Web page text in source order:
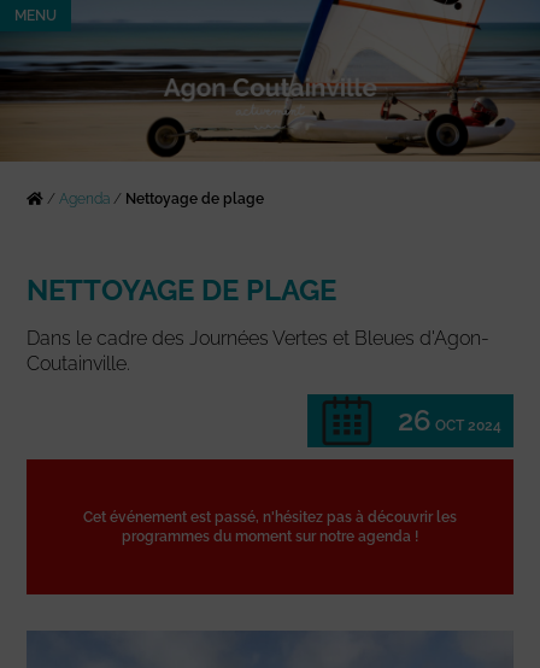
MENU
/Agenda / Nettoyage de plage
NETTOYAGE DE PLAGE
Dans le cadre des Journées Vertes et Bleues d'Agon-
Coutainville.
26 OCT 2024
Cet événement est passé, n'hésitez pas à découvrir les
programmes du moment sur notre agenda !